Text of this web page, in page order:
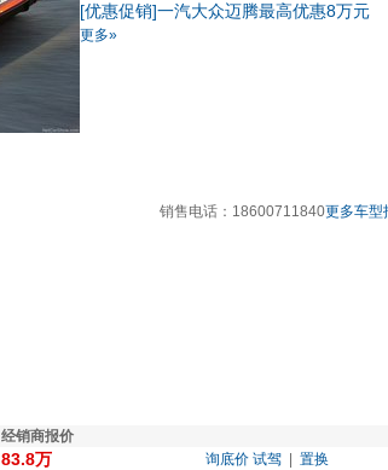
[优惠促销]一汽大众迈腾最高优惠8万元
更多»
更多车型
销售电话： 18600711840
经销商报价
83.8万 询底价 试驾 置换